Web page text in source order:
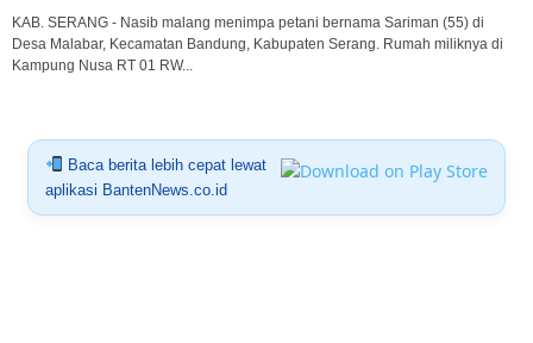
KAB. SERANG - Nasib malang menimpa petani bernama Sariman (55) di
Desa Malabar, Kecamatan Bandung, Kabupaten Serang. Rumah miliknya di
Kampung Nusa RT 01 RW...
Baca berita lebih cepat lewat
aplikasi BantenNews.co.id